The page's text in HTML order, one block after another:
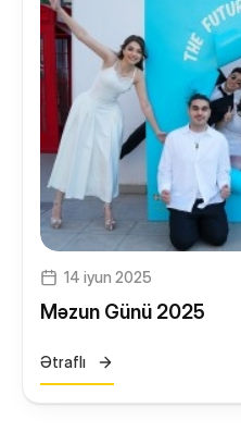
14 iyun 2025
Məzun Günü 2025
Ətraflı